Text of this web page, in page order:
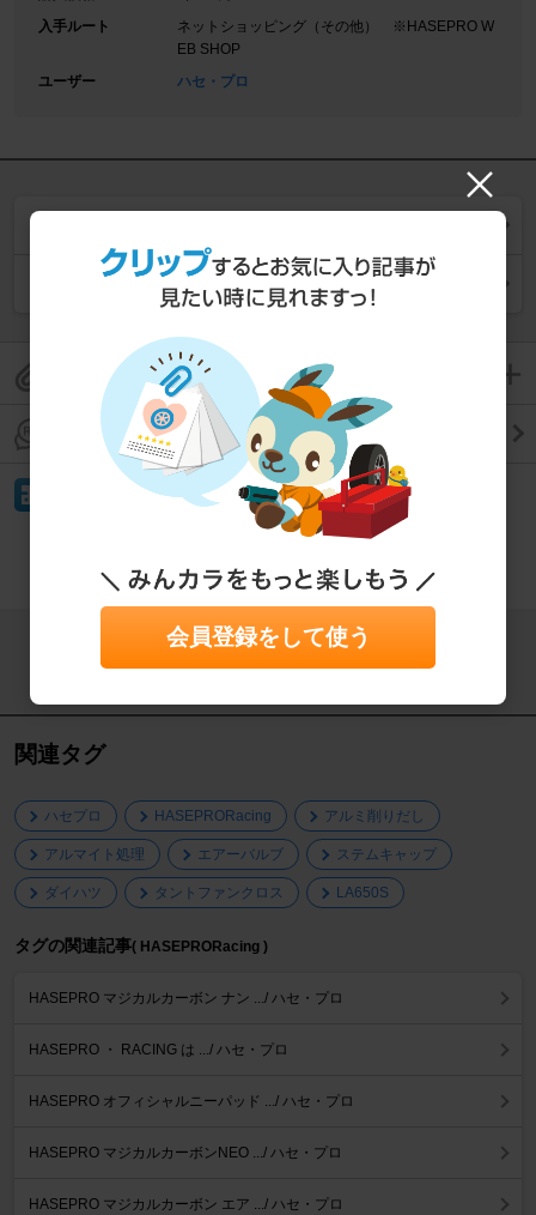
入手ルート
ネットショッピング（その他） ※HASEPRO W
EB SHOP
ユーザー
ハセ・プロ
同じ商品の一覧を見る
同じカテゴリー (エアバルブキャップ ) の一覧を見る
このパーツレビューをクリップして保存
このパーツレビューのコメントを見る
関連タグ
ハセプロ HASEPRORacing アルミ削りだし
アルマイト処理 エアーバルブ ステムキャップ
ダイハツ タントファンクロス LA650S
タグの関連記事( HASEPRORacing )
HASEPRO マジカルカーボン ナン .../ ハセ・プロ
HASEPRO ・ RACING は .../ ハセ・プロ
HASEPRO オフィシャルニーパッド .../ ハセ・プロ
HASEPRO マジカルカーボンNEO .../ ハセ・プロ
HASEPRO マジカルカーボン エア .../ ハセ・プロ
会員登録をして使う